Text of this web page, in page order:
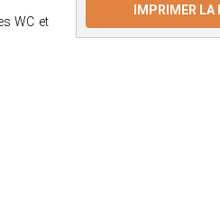
WC et
IMPRIMER LA